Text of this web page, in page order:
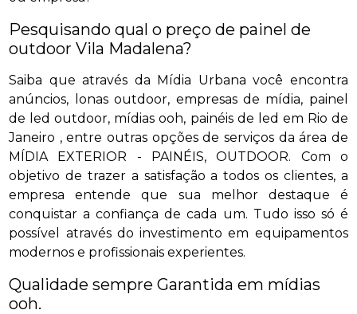
Pesquisando qual o preço de painel de
outdoor Vila Madalena?
Saiba que através da Mídia Urbana você encontra
anúncios, lonas outdoor, empresas de mídia, painel
de led outdoor, mídias ooh, painéis de led em Rio de
Janeiro , entre outras opções de serviços da área de
MÍDIA EXTERIOR - PAINÉIS, OUTDOOR. Com o
objetivo de trazer a satisfação a todos os clientes, a
empresa entende que sua melhor destaque é
conquistar a confiança de cada um. Tudo isso só é
possível através do investimento em equipamentos
modernos e profissionais experientes.
Qualidade sempre Garantida em mídias
ooh.